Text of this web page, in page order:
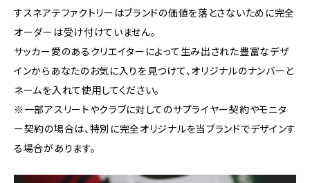
すスネアテファクトリーはブランドの価値を落とさないために完全
オーダーは受け付けていません。
サッカー愛のあるクリエイターによって生み出された豊富なデザ
インからあなたのお気に入りを見つけて、オリジナルのナンバーと
ネームを入れて使用してください。
※一部アスリートやクラブに対してのサプライヤー契約やモニタ
ー契約の場合は、特別に完全オリジナルを当ブランドでデザインす
る場合があります。